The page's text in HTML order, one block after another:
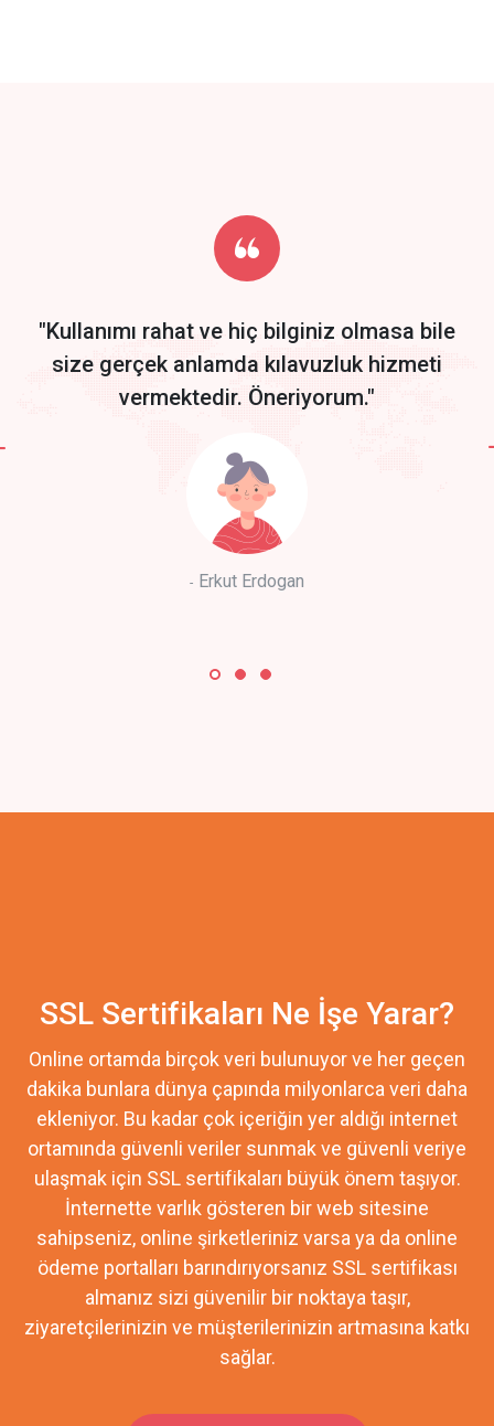
Start by trying our service for 30 days free trial no credit card
required.
"Kullanımı rahat ve hiç bilginiz olmasa bile
size gerçek anlamda kılavuzluk hizmeti
vermektedir. Öneriyorum."
Erkut Erdogan
SSL Sertifikaları Ne İşe Yarar?
Online ortamda birçok veri bulunuyor ve her geçen
dakika bunlara dünya çapında milyonlarca veri daha
ekleniyor. Bu kadar çok içeriğin yer aldığı internet
ortamında güvenli veriler sunmak ve güvenli veriye
ulaşmak için SSL sertifikaları büyük önem taşıyor.
İnternette varlık gösteren bir web sitesine
sahipseniz, online şirketleriniz varsa ya da online
ödeme portalları barındırıyorsanız SSL sertifikası
almanız sizi güvenilir bir noktaya taşır,
ziyaretçilerinizin ve müşterilerinizin artmasına katkı
sağlar.